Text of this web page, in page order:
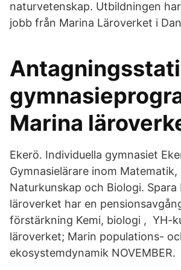
naturvetenskap. Utbildningen
jobb från Marina Läroverket i
Marina
Ekerö. Individuella gymnasiet
Gymnasielärare inom Matematik,
Naturkunskap och Biologi. Spara
läroverket har en
förstärkning Kemi, biologi , YH-
läroverket; Marin populations-
ekosystemdynamik NOVEMBER.